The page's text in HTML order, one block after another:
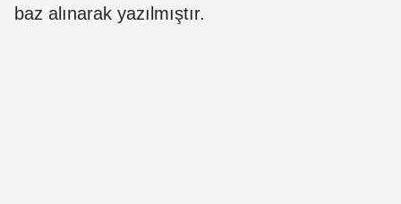
baz alınarak yazılmıştır.